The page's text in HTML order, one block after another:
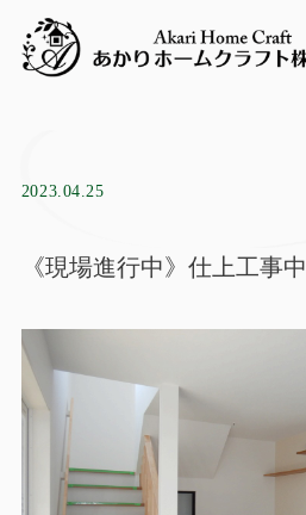
2023.04.25
《現場進行中》仕上工事中